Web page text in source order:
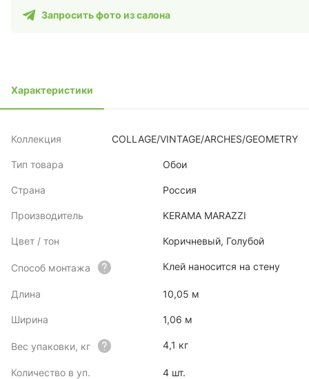
Запросить фото из салона
Характеристики
Коллекция COLLAGE/VINTAGE/ARCHES/GEOMETRY
Тип товара Обои
Страна Россия
Производитель KERAMA MARAZZI
Цвет / тон Коричневый, Голубой
Способ монтажа Клей наносится на стену
Длина 10,05 м
Ширина 1,06 м
Вес упаковки, кг 4,1 кг
Количество в уп. 4 шт.